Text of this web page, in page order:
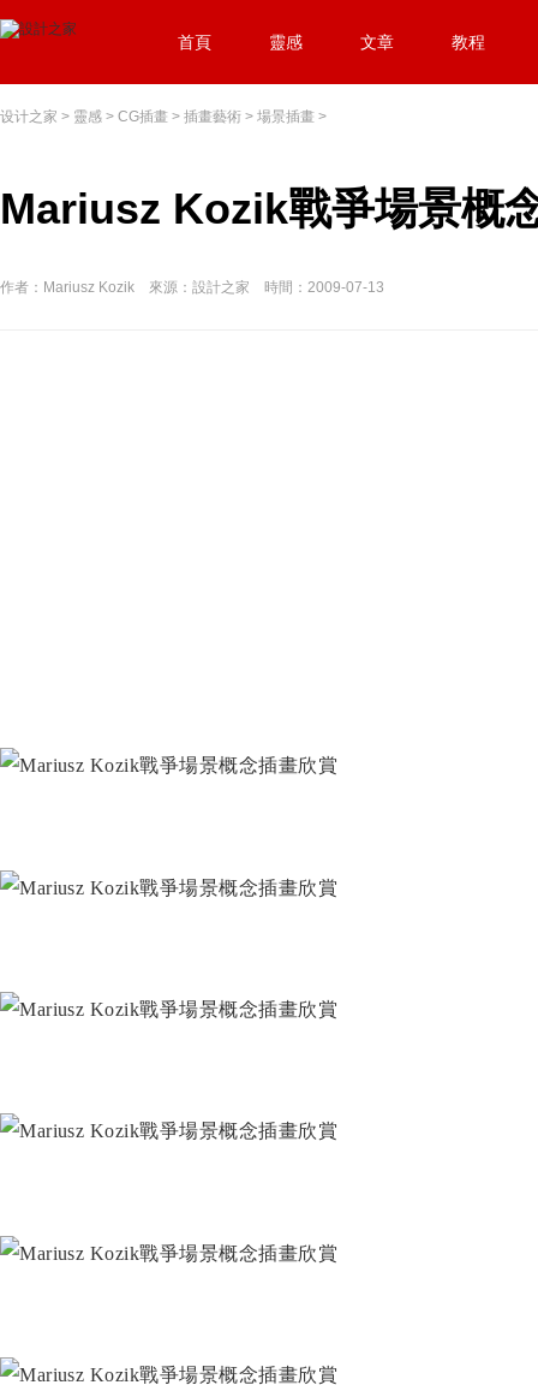
首頁 靈感 文章 教程
设计之家 > 靈感 > CG插畫 > 插畫藝術 > 場景插畫 >
Mariusz Kozik戰爭場景概
作者：Mariusz Kozik 來源：設計之家 時間：2009-07-13